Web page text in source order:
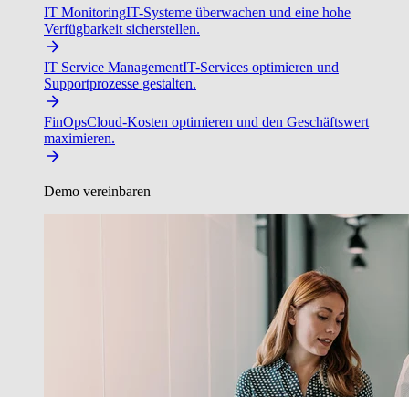
IT MonitoringIT-Systeme überwachen und eine hohe
Verfügbarkeit sicherstellen.
IT Service ManagementIT-Services optimieren und
Supportprozesse gestalten.
FinOpsCloud-Kosten optimieren und den Geschäftswert
maximieren.
Demo vereinbaren